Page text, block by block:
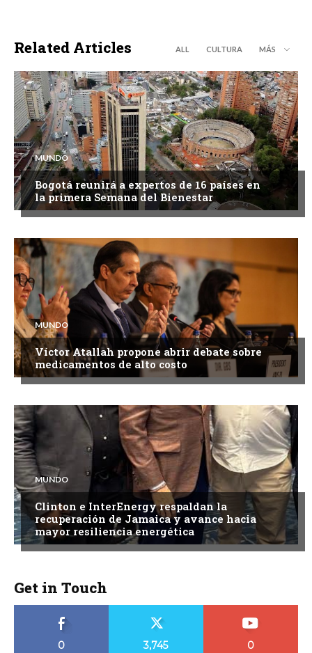
Related Articles ALL CULTURA MÁS
MUNDO
Bogotá reunirá a expertos de 16 países en
la primera Semana del Bienestar
MUNDO
Víctor Atallah propone abrir debate sobre
medicamentos de alto costo
MUNDO
Clinton e InterEnergy respaldan la
recuperación de Jamaica y avance hacia
mayor resiliencia energética
Get in Touch
0 3,745 0